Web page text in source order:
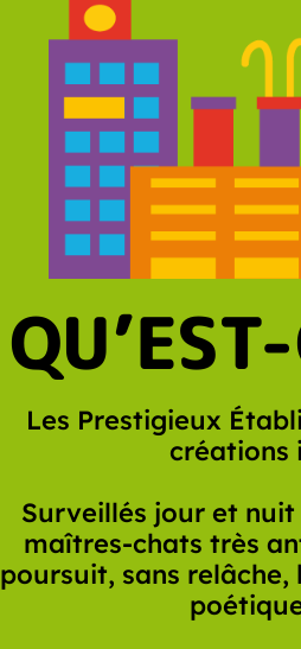
Les Prestigieux
créations
Surveillés jour et
maîtres-chats très
poursuit, sans